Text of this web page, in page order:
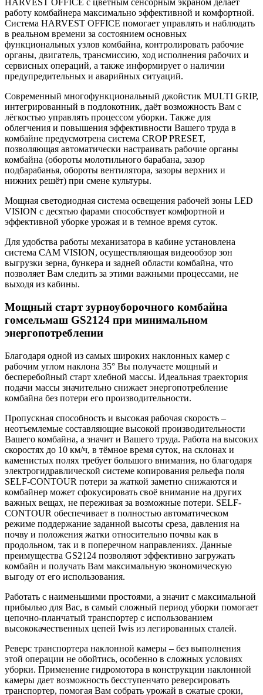
HARVEST OFFICE с цветным сенсорным экраном делает
работу комбайнера максимально эффективной и комфортной.
Система HARVEST OFFICE помогает управлять и наблюдать
в реальном времени за состоянием основных
функциональных узлов комбайна, контролировать рабочие
органы, двигатель, трансмиссию, ход исполнения рабочих и
сервисных операций, а также информирует о наличии
предупредительных и аварийных ситуаций.
Современный многофункциональный джойстик MULTI GRIP,
интегрированный в подлокотник, даёт возможность Вам с
лёгкостью управлять процессом уборки. Также для
облегчения и повышения эффективности Вашего труда в
комбайне предусмотрена система CROP PRESET,
позволяющая автоматически настраивать рабочие органы
комбайна (обороты молотильного барабана, зазор
подбарабанья, обороты вентилятора, зазоры верхних и
нижних решёт) при смене культуры.
Мощная светодиодная система освещения рабочей зоны LED
VISION с десятью фарами способствует комфортной и
эффективной уборке урожая и в темное время суток.
Для удобства работы механизатора в кабине установлена
система CAM VISION, осуществляющая видеообзор зон
выгрузки зерна, бункера и задней области комбайна, что
позволяет Вам следить за этими важными процессами, не
выходя из кабины.
Мощный старт зурноуборочного комбайна
гомсельмаш GS2124 при минимальном
энергопотреблении
Благодаря одной из самых широких наклонных камер с
рабочим углом наклона 35° Вы получаете мощный и
бесперебойный старт хлебной массы. Идеальная траектория
подачи массы значительно снижает энергопотребление
комбайна без потери его производительности.
Пропускная способность и высокая рабочая скорость –
неотъемлемые составляющие высокой производительности
Вашего комбайна, а значит и Вашего труда. Работа на высоких
скоростях до 10 км/ч, в тёмное время суток, на склонах и
каменистых полях требует большого внимания, но благодаря
электрогидравлической системе копирования рельефа поля
SELF-CONTOUR потери за жаткой заметно снижаются и
комбайнер может сфокусировать своё внимание на других
важных вещах, не переживая за возможные потери. SELF-
CONTOUR обеспечивает в полностью автоматическом
режиме поддержание заданной высоты среза, давления на
почву и положения жатки относительно почвы как в
продольном, так и в поперечном направлениях. Данные
преимущества GS2124 позволяют эффективно загружать
комбайн и получать Вам максимальную экономическую
выгоду от его использования.
Работать с наименьшими простоями, а значит с максимальной
прибылью для Вас, в самый сложный период уборки помогает
цепочно-планчатый транспортер с использованием
высококачественных цепей Iwis из легированных сталей.
Реверс транспортера наклонной камеры – без выполнения
этой операции не обойтись, особенно в сложных условиях
уборки. Применение гидромотора в конструкции наклонной
камеры дает возможность бесступенчато реверсировать
транспортер, помогая Вам собрать урожай в сжатые сроки,